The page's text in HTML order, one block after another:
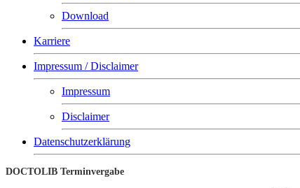
Download
Karriere
Impressum / Disclaimer
Impressum
Disclaimer
Datenschutzerklärung
DOCTOLIB Terminvergabe